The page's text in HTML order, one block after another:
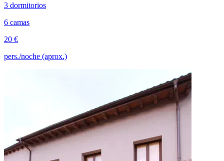
3 dormitorios
6 camas
20 €
pers./noche (aprox.)